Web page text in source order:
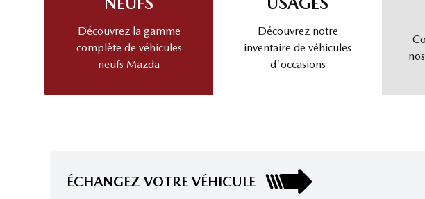
Découvrez la gamme
complète de véhicules
neufs Mazda
Découvrez notre
inventaire de véhicules
d'occasions
ÉCHANGEZ VOTRE VÉHICULE